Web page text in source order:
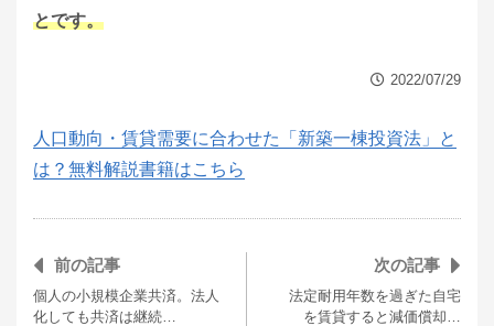
とです。
2022/07/29
人口動向・賃貸需要に合わせた「新築一棟投資法」と
は？無料解説書籍はこちら
前の記事
個人の小規模企業共済。法人
化しても共済は継続…
次の記事
法定耐用年数を過ぎた自宅
を賃貸すると減価償却…